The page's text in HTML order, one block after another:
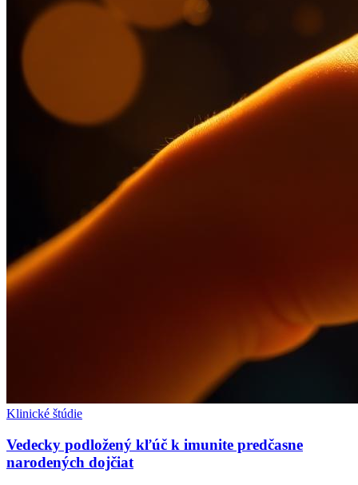
Klinické štúdie
Vedecky podložený kľúč k imunite predčasne
narodených dojčiat